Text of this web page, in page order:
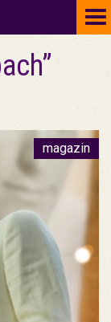
magazin